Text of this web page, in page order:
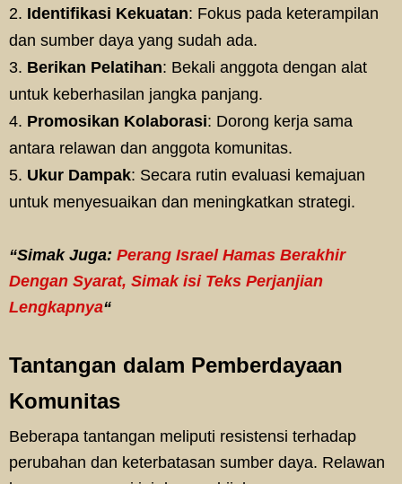
Identifikasi Kekuatan: Fokus pada keterampilan
dan sumber daya yang sudah ada.
Berikan Pelatihan: Bekali anggota dengan alat
untuk keberhasilan jangka panjang.
Promosikan Kolaborasi: Dorong kerja sama
antara relawan dan anggota komunitas.
Ukur Dampak: Secara rutin evaluasi kemajuan
untuk menyesuaikan dan meningkatkan strategi.
“Simak Juga: Perang Israel Hamas Berakhir
Dengan Syarat, Simak isi Teks Perjanjian
Lengkapnya“
Tantangan dalam Pemberdayaan
Komunitas
Beberapa tantangan meliputi resistensi terhadap
perubahan dan keterbatasan sumber daya. Relawan